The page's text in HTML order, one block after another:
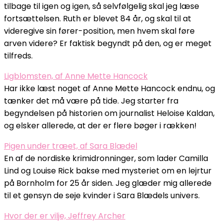
tilbage til igen og igen, så selvfølgelig skal jeg læse
fortsættelsen. Ruth er blevet 84 år, og skal til at
videregive sin fører-position, men hvem skal føre
arven videre? Er faktisk begyndt på den, og er meget
tilfreds.
Ligblomsten, af Anne Mette Hancock
Har ikke læst noget af Anne Mette Hancock endnu, og
tænker det må være på tide. Jeg starter fra
begyndelsen på historien om journalist Heloise Kaldan,
og elsker allerede, at der er flere bøger i rækken!
Pigen under træet, af Sara Blædel
En af de nordiske krimidronninger, som lader Camilla
Lind og Louise Rick bakse med mysteriet om en lejrtur
på Bornholm for 25 år siden. Jeg glæder mig allerede
til et gensyn de seje kvinder i Sara Blædels univers.
Hvor der er vilje, Jeffrey Archer